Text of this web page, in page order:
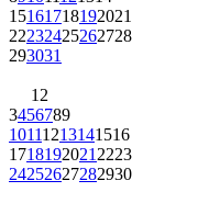
15161718192021
22232425262728
293031
1 2
3456789
10111213141516
1718192021 2223
24252627282930